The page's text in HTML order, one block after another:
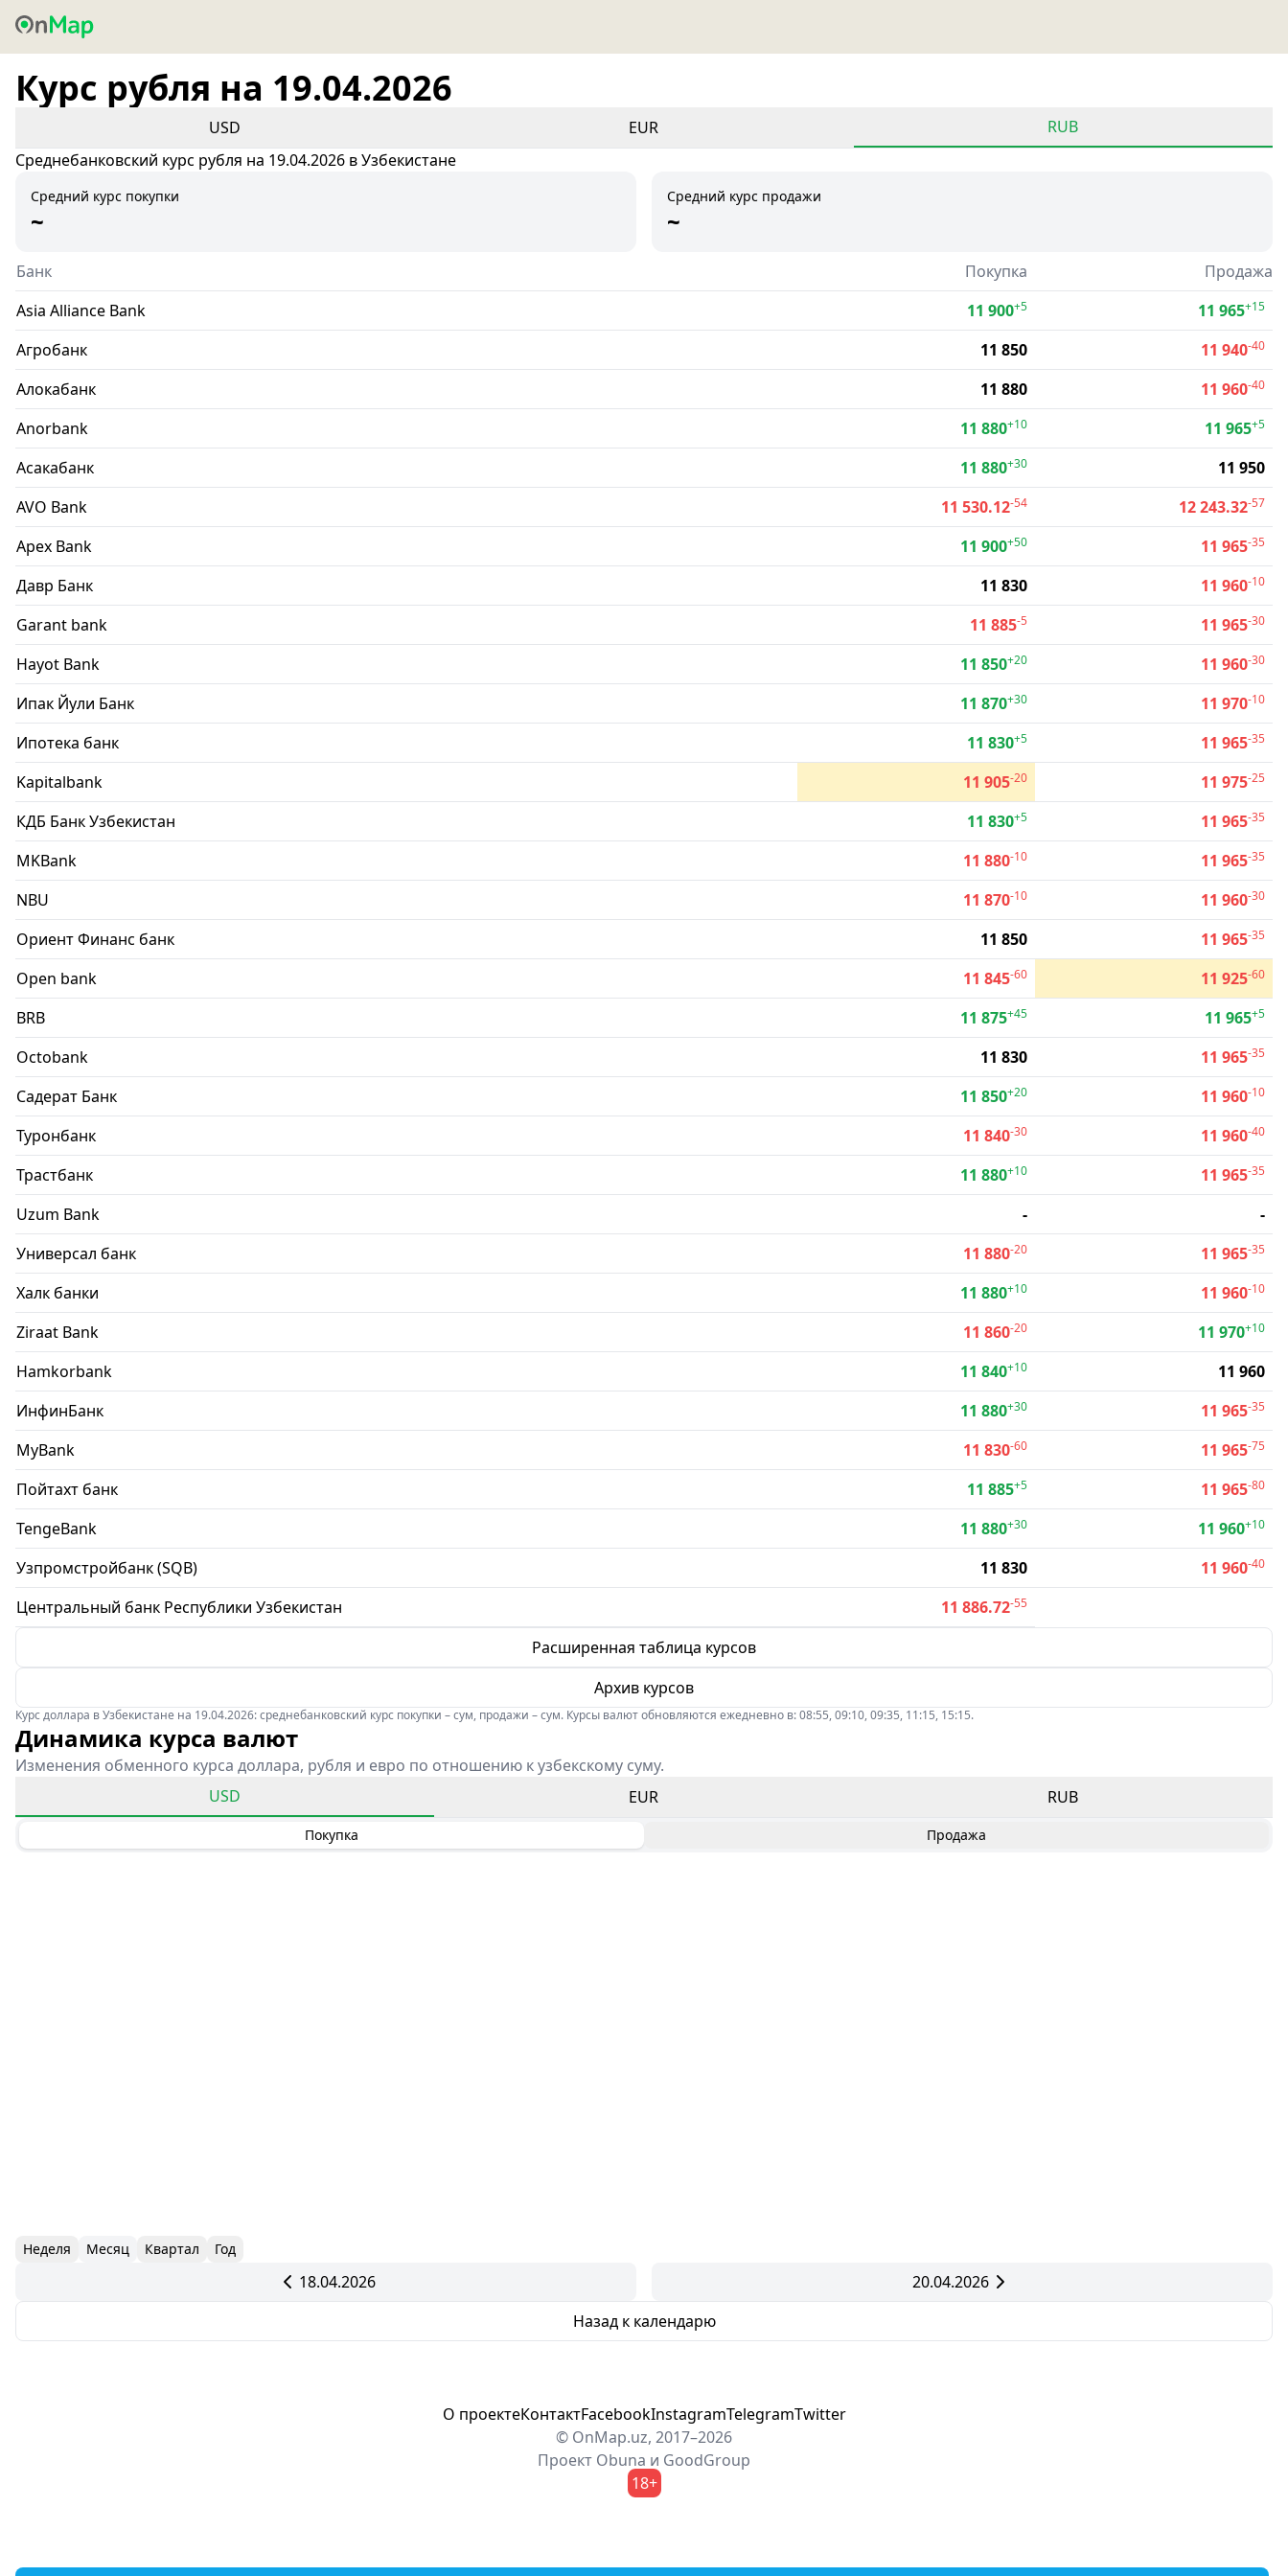
Курс рубля на 19.04.2026
USD EUR
RUB
Среднебанковский курс рубля на 19.04.2026 в Узбекистане
Средний курс покупки
~
Средний курс продажи
~
Банк Покупка
Продажа
Asia Alliance Bank
11 900+5 11 965+15
Агробанк 11 850 11 940-40
Алокабанк 11 880 11 960-40
Anorbank 11 880+10 11 965+5
Асакабанк 11 880+30
11 950
AVO Bank
11 530.12-54 12 243.32-57
Apex Bank 11 900+50 11 965-35
Давр Банк 11 830 11 960-10
Garant bank 11 885-5 11 965-30
Hayot Bank 11 850+20 11 960-30
Ипак Йули Банк 11 870+30 11 970-10
Ипотека банк 11 830+5 11 965-35
Kapitalbank 11 905-20 11 975-25
КДБ Банк Узбекистан 11 830+5 11 965-35
MKBank 11 880-10 11 965-35
NBU 11 870-10 11 960-30
Ориент Финанс банк 11 850 11 965-35
Open bank 11 845-60 11 925-60
BRB 11 875+45 11 965+5
Octobank 11 830 11 965-35
Садерат Банк 11 850+20 11 960-10
Туронбанк 11 840-30 11 960-40
Трастбанк 11 880+10 11 965-35
Uzum Bank -
-
Универсал банк
11 880-20 11 965-35
Халк банки 11 880+10 11 960-10
Ziraat Bank 11 860-20 11 970+10
Hamkorbank 11 840+10
11 960
ИнфинБанк
11 880+30 11 965-35
MyBank 11 830-60 11 965-75
Пойтахт банк 11 885+5 11 965-80
TengeBank 11 880+30 11 960+10
Узпромстройбанк (SQB) 11 830 11 960-40
Центральный банк Республики Узбекистан 11 886.72-55
Расширенная таблица курсов
Архив курсов
Курс доллара в Узбекистане на 19.04.2026: среднебанковский курс покупки – сум, продажи – сум. Курсы валют обновляются ежедневно в: 08:55, 09:10, 09:35, 11:15, 15:15.
Динамика курса валют
Изменения обменного курса доллара, рубля и евро по отношению к узбекскому суму.
USD
EUR RUB
Покупка Продажа
Неделя Месяц Квартал Год
18.04.2026
20.04.2026
Назад к календарю
О проектеКонтактFacebookInstagramTelegramTwitter
© OnMap.uz, 2017–2026
Проект Obuna и GoodGroup
18+